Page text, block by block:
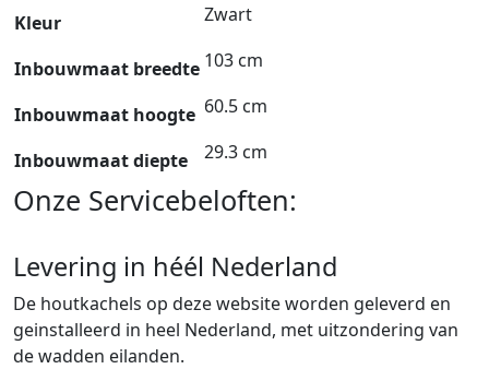
Kleur Zwart
Inbouwmaat breedte 103 cm
Inbouwmaat hoogte 60.5 cm
Inbouwmaat diepte 29.3 cm
Onze Servicebeloften:
Levering in héél Nederland
De houtkachels op deze website worden geleverd en
geinstalleerd in heel Nederland, met uitzondering van
de wadden eilanden.